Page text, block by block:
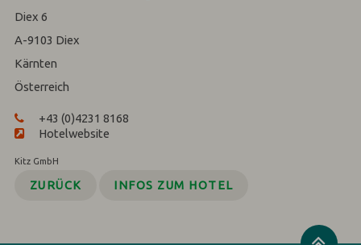
Diex 6
A-9103 Diex
Kärnten
Österreich
+43 (0)4231 8168
Hotelwebsite
Kitz GmbH
ZURÜCK INFOS ZUM HOTEL